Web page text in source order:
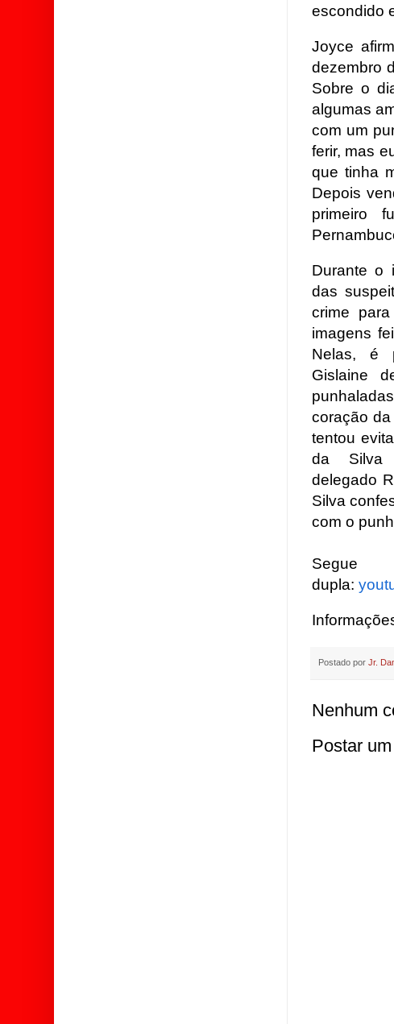
escondido
Joyce
dezembro
Sobre o
algumas
com um
ferir, mas
que tinha
Depois
primeiro
Durante o
das
crime
imagens
Nelas, é
Gislaine
coração
tentou
da Silva
delegado
Silva
com o
dupla:
Postado por Jr.
Nenhum
Postar